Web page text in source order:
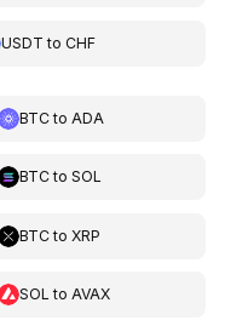
USDT toCHF
BTCto ADA
BTCto SOL
BTCto XRP
SOL to AVAX